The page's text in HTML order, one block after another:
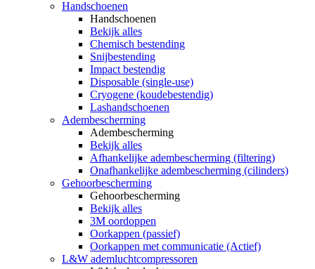
Handschoenen
Handschoenen
Bekijk alles
Chemisch bestending
Snijbestending
Impact bestendig
Disposable (single-use)
Cryogene (koudebestendig)
Lashandschoenen
Adembescherming
Adembescherming
Bekijk alles
Afhankelijke adembescherming (filtering)
Onafhankelijke adembescherming (cilinders)
Gehoorbescherming
Gehoorbescherming
Bekijk alles
3M oordoppen
Oorkappen (passief)
Oorkappen met communicatie (Actief)
L&W ademluchtcompressoren